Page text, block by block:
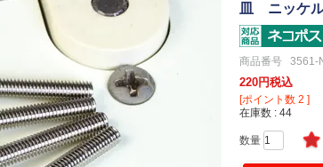
皿 ニッケ
商品番号 3561-
220 税込
[ポイント数 2 ]
在庫数
44